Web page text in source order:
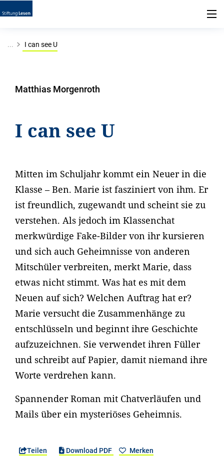
... I can see U
Matthias Morgenroth
I can see U
Mitten im Schuljahr kommt ein Neuer in die
Klasse – Ben. Marie ist fasziniert von ihm. Er
ist freundlich, zugewandt und scheint sie zu
verstehen. Als jedoch im Klassenchat
merkwürdige Fake-Bilder von ihr kursieren
und sich auch Geheimnisse von anderen
Mitschüler verbreiten, merkt Marie, dass
etwas nicht stimmt. Was hat es mit dem
Neuen auf sich? Welchen Auftrag hat er?
Marie versucht die Zusammenhänge zu
entschlüsseln und beginnt ihre Geschichte
aufzuzeichnen. Sie verwendet ihren Füller
und schreibt auf Papier, damit niemand ihre
Worte verdrehen kann.
Spannender Roman mit Chatverläufen und
Mails über ein mysteriöses Geheimnis.
Teilen Download PDF Merken